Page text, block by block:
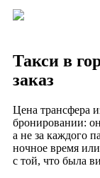
Такси в
заказ
Цена трансфера
бронировании:
а не за каждого
ночное время
с той, что была